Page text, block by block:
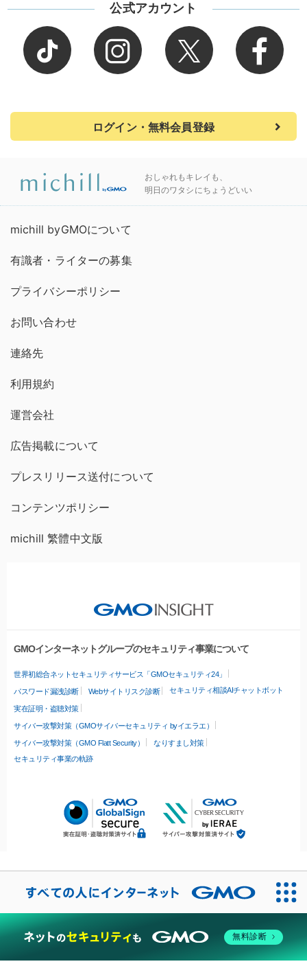
公式アカウント
ログイン・無料会員登録
おしゃれもキレイも、
明日のワタシにちょうどいい
michill byGMOについて
有識者・ライターの募集
プライバシーポリシー
お問い合わせ
連絡先
利用規約
運営会社
広告掲載について
プレスリリース送付について
コンテンツポリシー
michill 繁體中文版
GMOインターネットグループのセキュリティ事業について
世界初総合ネットセキュリティサービス「GMOセキュリティ24」
パスワード漏洩診断 Webサイトリスク診断 セキュリティ相談AIチャットボット
実在証明・盗聴対策
サイバー攻撃対策（GMOサイバーセキュリティ byイエラエ）
サイバー攻撃対策（GMO Flatt Security）
なりすまし対策
セキュリティ事業の軌跡
無料診断